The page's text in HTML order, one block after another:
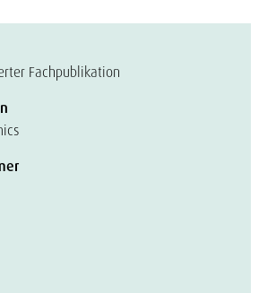
Fachpublikation